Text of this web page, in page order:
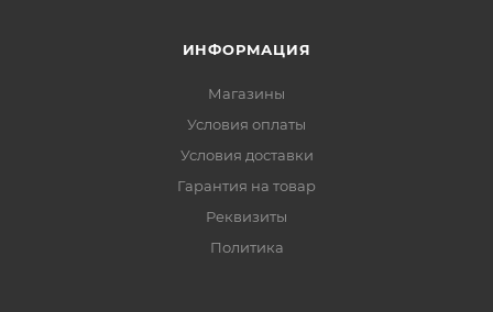
ИНФОРМАЦИЯ
Магазины
Условия оплаты
Условия доставки
Гарантия на товар
Реквизиты
Политика